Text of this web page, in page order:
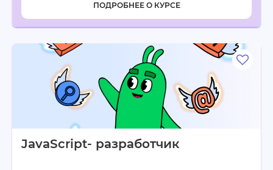
ПОДРОБНЕЕ О КУРСЕ
JavaScript- разработчик